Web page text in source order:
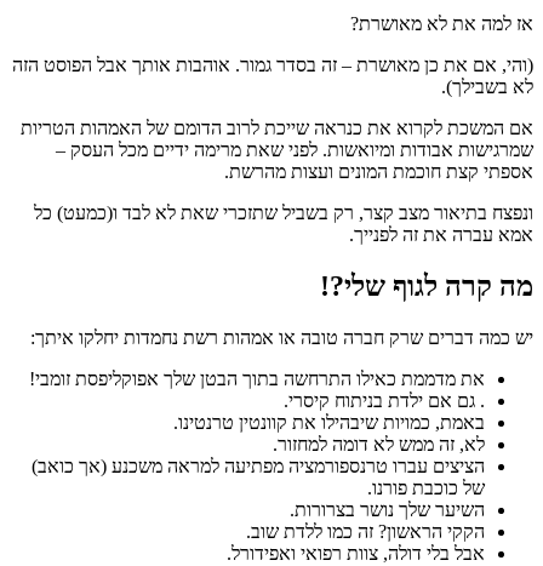
אז למה את לא מאושרת?
(והי, אם את כן מאושרת – זה בסדר גמור. אוהבות אותך אבל הפוסט הזה
לא בשבילך).
אם המשכת לקרוא את כנראה שייכת לרוב הדומם של האמהות הטריות
שמרגישות אבודות ומיואשות. לפני שאת מרימה ידיים מכל העסק –
אספתי קצת חוכמת המונים ועצות מהרשת.
ונפצח בתיאור מצב קצר, רק בשביל שתזכרי שאת לא לבד ו(כמעט) כל
אמא עברה את זה לפנייך.
מה קרה לגוף שלי?!
יש כמה דברים שרק חברה טובה או אמהות רשת נחמדות יחלקו איתך:
את מדממת כאילו התרחשה בתוך הבטן שלך אפוקליפסת זומבי!
. גם אם ילדת בניתוח קיסרי.
באמת, כמויות שיבהילו את קוונטין טרנטינו.
לא, זה ממש לא דומה למחזור.
הציצים עברו טרנספורמציה מפתיעה למראה משכנע (אך כואב)
של כוכבת פורנו.
השיער שלך נושר בצרורות.
הקקי הראשון? זה כמו ללדת שוב.
אבל בלי דולה, צוות רפואי ואפידורל.